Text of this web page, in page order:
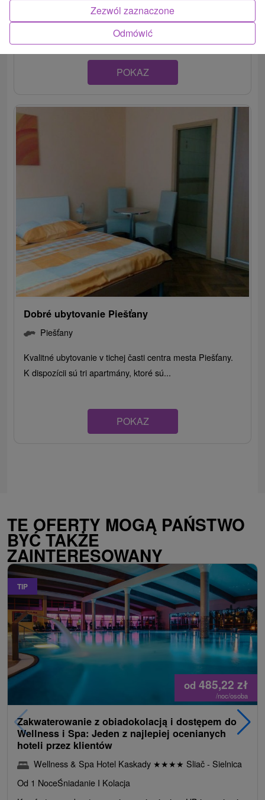
mesta Piešťany. Disponuje štyrmi izbami a apartmánom,
v...
POKAZ
Dobré ubytovanie Piešťany
Piešťany
Kvalitné ubytovanie v tichej časti centra mesta Piešťany.
K dispozícii sú tri apartmány, ktoré sú...
POKAZ
TE OFERTY MOGĄ PAŃSTWO
BYĆ TAKŻE
ZAINTERESOWANY
TIP
od 485,22 zł
/noc/osoba
Zakwaterowanie z obiadokolacją i dostępem do
Wellness i Spa: Jeden z najlepiej ocenianych
hoteli przez klientów
Wellness & Spa Hotel Kaskady ★★★★ Sliač - Sielnica
Od 1 NoceŚniadanie I Kolacja
Odmówić
Zezwól zaznaczone